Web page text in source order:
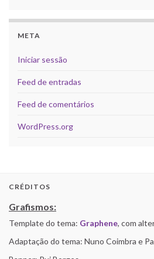
META
Iniciar sessão
Feed de entradas
Feed de comentários
WordPress.org
CRÉDITOS
Grafismos:
Template do tema: Graphene, com
Adaptação do tema: Nuno Coimbra e